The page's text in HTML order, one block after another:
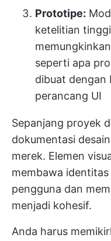
Prototipe:
ketelitian
seperti apa
dibuat dengan
perancang UI
Sepanjang proyek
dokumentasi
merek. Elemen
membawa
pengguna dan
menjadi kohesif.
Anda harus